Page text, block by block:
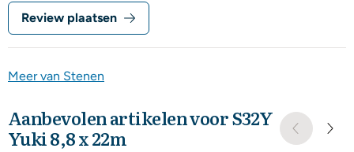
Review plaatsen
Meer van Stenen
Aanbevolen artikelen voorS32Y
Yuki 8,8 x 22m